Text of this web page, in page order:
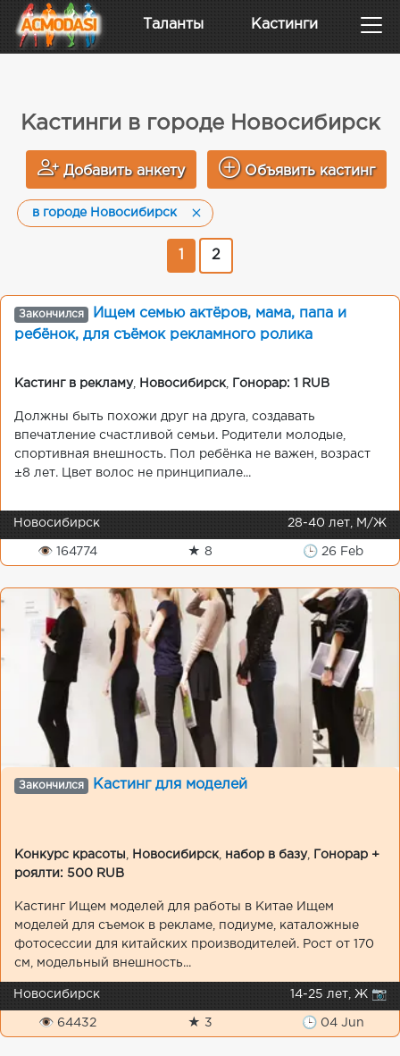
Таланты Кастинги
Кастинги в городе Новосибирск
Добавить анкету Объявить кастинг
в городе Новосибирск
2
Закончился
Ищем семью актёров, мама, папа и
ребёнок, для съёмок рекламного ролика
Кастинг в рекламу, Новосибирск, Гонорар: 1 RUB
Должны быть похожи друг на друга, создавать
впечатление счастливой семьи. Родители молодые,
спортивная внешность. Пол ребёнка не важен, возраст
±8 лет. Цвет волос не принципиале...
Новосибирск 28-40 лет, М/Ж
👁 164774 ★ 8 🕒 26 Feb
Закончился Кастинг для моделей
Конкурс красоты Новосибирск, набор в базу,
Гонорар +
роялти: 500 RUB
Кастинг Ищем моделей для работы в Китае Ищем
моделей для съемок в рекламе, подиуме, каталожные
фотосессии для китайских производителей. Рост от 170
см, модельный внешность...
Новосибирск 14-25 лет, Ж 📷
👁 64432 ★ 3 🕒 04 Jun